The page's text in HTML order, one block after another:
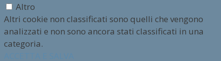
Altro
Altri cookie non classificati sono quelli che vengono
analizzati e non sono ancora stati classificati in una
categoria.